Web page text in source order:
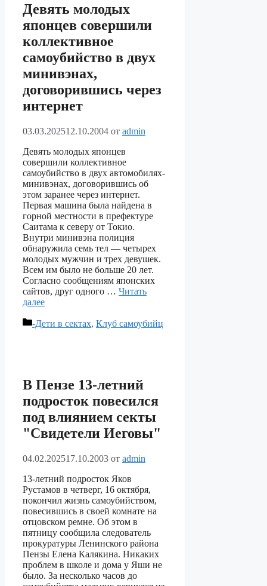
Девять молодых
японцев совершили
коллективное
самоубийство в двух
минивэнах,
договорившись через
интернет
03.03.202512.10.2004 от admin
Девять молодых японцев
совершили коллективное
самоубийство в двух автомобилях-
минивэнах, договорившись об
этом заранее через интернет.
Первая машина была найдена в
горной местности в префектуре
Саитама к северу от Токио.
Внутри минивэна полиция
обнаружила семь тел — четырех
молодых мужчин и трех девушек.
Всем им было не больше 20 лет.
Согласно сообщениям японских
сайтов, друг одного … Читать
далее
Рубрики
-Дети в сектах, Клуб самоубийц
В Пензе 13-летний
подросток повесился
под влиянием секты
"Свидетели Иеговы"
04.02.202517.10.2003 от admin
13-летний подросток Яков
Рустамов в четверг, 16 октября,
покончил жизнь самоубийством,
повесившись в своей комнате на
отцовском ремне. Об этом в
пятницу сообщила следователь
прокуратуры Ленинского района
Пензы Елена Калякина. Никаких
проблем в школе и дома у Яши не
было. За несколько часов до